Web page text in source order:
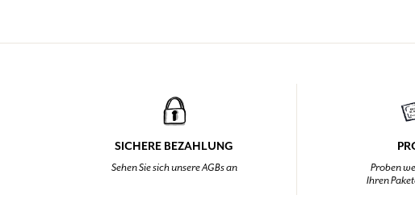
SICHERE BEZAHLUNG
Sehen Sie sich unsere AGBs an
Proben
Ihren